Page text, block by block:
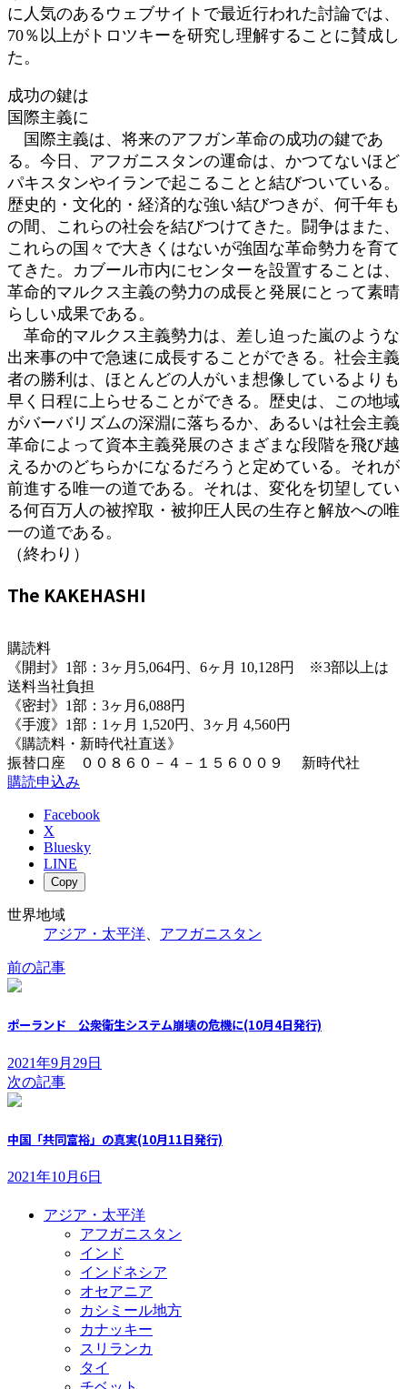
に人気のあるウェブサイトで最近行われた討論では、
70％以上がトロツキーを研究し理解することに賛成し
た。
成功の鍵は
国際主義に
国際主義は、将来のアフガン革命の成功の鍵であ
る。今日、アフガニスタンの運命は、かつてないほど
パキスタンやイランで起こることと結びついている。
歴史的・文化的・経済的な強い結びつきが、何千年も
の間、これらの社会を結びつけてきた。闘争はまた、
これらの国々で大きくはないが強固な革命勢力を育て
てきた。カブール市内にセンターを設置することは、
革命的マルクス主義の勢力の成長と発展にとって素晴
らしい成果である。
革命的マルクス主義勢力は、差し迫った嵐のような
出来事の中で急速に成長することができる。社会主義
者の勝利は、ほとんどの人がいま想像しているよりも
早く日程に上らせることができる。歴史は、この地域
がバーバリズムの深淵に落ちるか、あるいは社会主義
革命によって資本主義発展のさまざまな段階を飛び越
えるかのどちらかになるだろうと定めている。それが
前進する唯一の道である。それは、変化を切望してい
る何百万人の被搾取・被抑圧人民の生存と解放への唯
一の道である。
（終わり）
The KAKEHASHI
購読料
《開封》1部：3ヶ月5,064円、6ヶ月 10,128円 ※3部以上は
送料当社負担
《密封》1部：3ヶ月6,088円
《手渡》1部：1ヶ月 1,520円、3ヶ月 4,560円
《購読料・新時代社直送》
振替口座 ００８６０－４－１５６００９ 新時代社
購読申込み
Facebook
X
Bluesky
LINE
Copy
世界地域
アジア・太平洋
アフガニスタン
前の記事
ポーランド 公衆衛生システム崩壊の危機に(10月4日発行)
2021年9月29日
次の記事
中国「共同富裕」の真実(10月11日発行)
2021年10月6日
アジア・太平洋
アフガニスタン
インド
インドネシア
オセアニア
カシミール地方
カナッキー
スリランカ
タイ